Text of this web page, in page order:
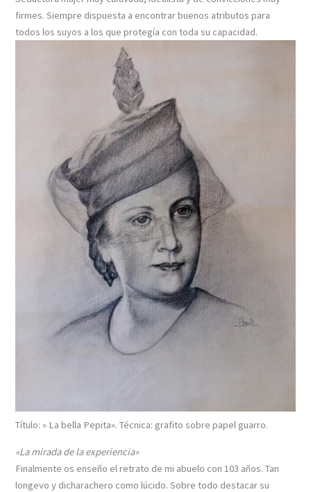
firmes. Siempre dispuesta a encontrar buenos atributos para
todos los suyos a los que protegía con toda su capacidad.
Título: » La bella Pepita». Técnica: grafito sobre papel guarro.
«La mirada de la experiencia»
Finalmente os enseño el retrato de mi abuelo con 103 años. Tan
longevo y dicharachero como lúcido. Sobre todo destacar su